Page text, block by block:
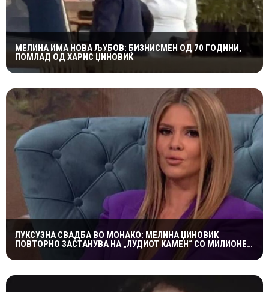
МЕЛИНА ИМА НОВА ЉУБОВ: БИЗНИСМЕН ОД 70 ГОДИНИ,
ПОМЛАД ОД ХАРИС ЏИНОВИЌ
ЛУКСУЗНА СВАДБА ВО МОНАКО: МЕЛИНА ЏИНОВИЌ
ПОВТОРНО ЗАСТАНУВА НА „ЛУДИОТ КАМЕН“ СО МИЛИОНЕР